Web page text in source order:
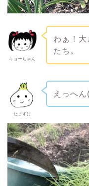
キョーちゃん
わぁ！
たち。
たますけ
えっへ